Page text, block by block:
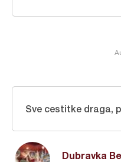
Dubravka
Sve cestitke draga,